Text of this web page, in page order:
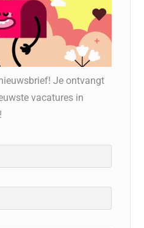
Je ontvangt
vacatures in